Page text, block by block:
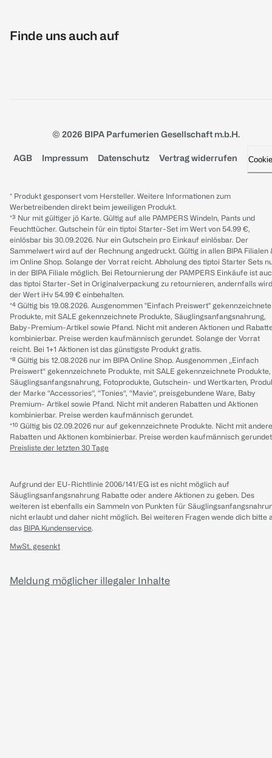
Finde uns auch auf
© 2026 BIPA Parfumerien Gesellschaft m.b.H.
AGB Impressum Datenschutz Vertrag widerrufen
* Produkt gesponsert vom Hersteller. Weitere Informationen zum
Werbetreibenden direkt beim jeweiligen Produkt.
*³ Nur mit gültiger jö Karte. Gültig auf alle PAMPERS Windeln, Pants und
Feuchttücher. Gutschein für ein tiptoi Starter-Set im Wert von 54.99 €,
einlösbar bis 30.09.2026. Nur ein Gutschein pro Einkauf einlösbar. Der
Sammelwert wird auf der Rechnung angedruckt. Gültig in allen BIPA Filialen
im Online Shop. Solange der Vorrat reicht. Abholung des tiptoi Starter Sets
in der BIPA Filiale möglich. Bei Retournierung der PAMPERS Einkäufe ist
das tiptoi Starter-Set in Originalverpackung zu retournieren, andernfalls wird
der Wert iHv 54.99 € einbehalten.
*⁴ Gültig bis 19.08.2026. Ausgenommen "Einfach Preiswert" gekennzeichnete
Produkte, mit SALE gekennzeichnete Produkte, Säuglingsanfangsnahrung,
Baby-Premium-Artikel sowie Pfand. Nicht mit anderen Aktionen und
kombinierbar. Preise werden kaufmännisch gerundet. Solange der Vorrat
reicht. Bei 1+1 Aktionen ist das günstigste Produkt gratis.
*⁸ Gültig bis 12.08.2026 nur im BIPA Online Shop. Ausgenommen „Einfach
Preiswert“ gekennzeichnete Produkte, mit SALE gekennzeichnete Produkte,
Säuglingsanfangsnahrung, Fotoprodukte, Gutschein- und Wertkarten,
der Marke “Accessories“, “Tonies“, “Mavie“, preisgebundene Ware, Baby
Premium- Artikel sowie Pfand. Nicht mit anderen Rabatten und Aktionen
kombinierbar. Preise werden kaufmännisch gerundet.
*¹⁰ Gültig bis 02.09.2026 nur auf gekennzeichnete Produkte. Nicht mit
Rabatten und Aktionen kombinierbar. Preise werden kaufmännisch
Preisliste der letzten 30 Tage
Aufgrund der EU-Richtlinie 2006/141/EG ist es nicht möglich auf
Säuglingsanfangsnahrung Rabatte oder andere Aktionen zu geben. Des
weiteren ist ebenfalls ein Sammeln von Punkten für
nicht erlaubt und daher nicht möglich. Bei weiteren Fragen wende dich bitte
das BIPA Kundenservice.
MwSt. gesenkt
Meldung möglicher illegaler Inhalte